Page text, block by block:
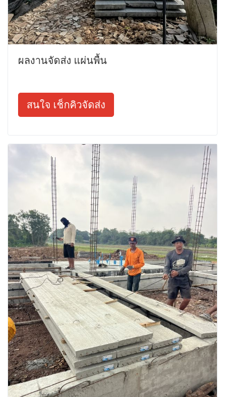
ผลงานจัดส่ง แผ่นพื้น
สนใจ เช็กคิวจัดส่ง